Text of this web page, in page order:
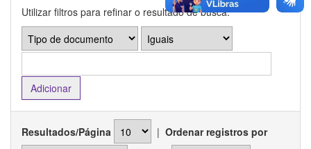
Utilizar filtros para refinar o resultado de busca.
Resultados/Página | Ordenar registros por